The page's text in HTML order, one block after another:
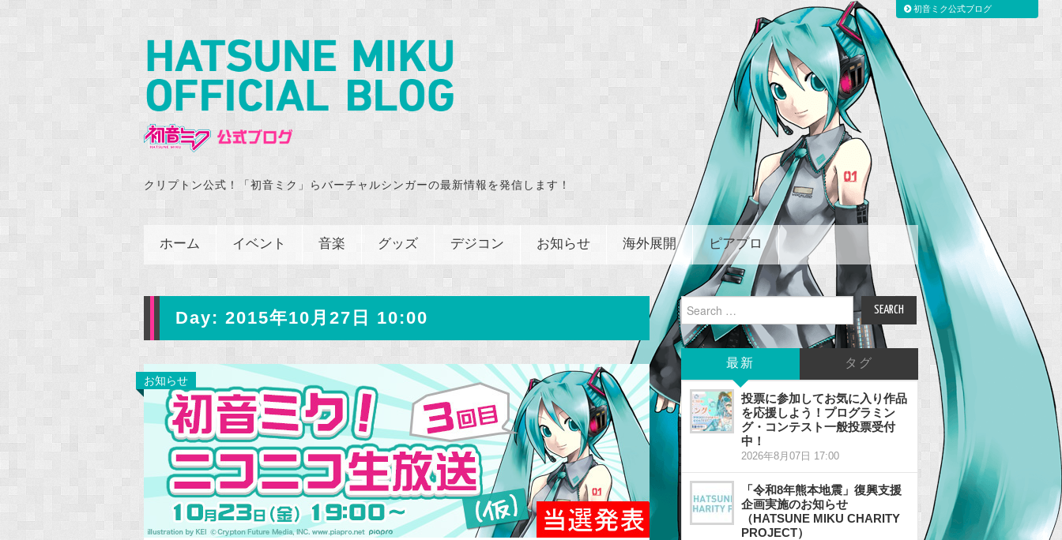
クリプトン公式！「初音ミク」らバーチャルシンガーの最新情報を発信します！
ホーム イベント 音楽 グッズ デジコン お知らせ 海外展開 ピアプロ
Day: 2015年10月27日 10:00
お知らせ
Search
for:
最新 タグ
投票に参加してお気に入り作品
を応援しよう！プログラミン
グ・コンテスト一般投票受付
中！
2026年8月07日 17:00
「令和8年熊本地震」復興支援
企画実施のお知らせ
（HATSUNE MIKU CHARITY
PROJECT）
初音ミク公式ブログ